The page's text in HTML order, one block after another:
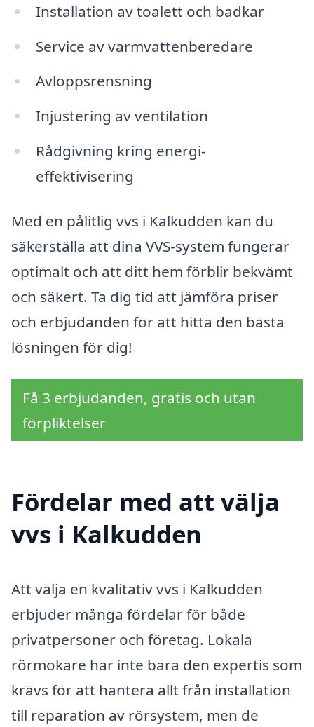
Installation av toalett och badkar
Service av varmvattenberedare
Avloppsrensning
Injustering av ventilation
Rådgivning kring energi-
effektivisering
Med en pålitlig vvs i Kalkudden kan du
säkerställa att dina VVS-system fungerar
optimalt och att ditt hem förblir bekvämt
och säkert. Ta dig tid att jämföra priser
och erbjudanden för att hitta den bästa
lösningen för dig!
Få 3 erbjudanden, gratis och utan
förpliktelser
Fördelar med att välja
vvs i Kalkudden
Att välja en kvalitativ vvs i Kalkudden
erbjuder många fördelar för både
privatpersoner och företag. Lokala
rörmokare har inte bara den expertis som
krävs för att hantera allt från installation
till reparation av rörsystem, men de